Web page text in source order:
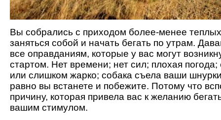
Вы собрались с приходом более-менее
заняться собой и начать бегать по утрам.
все оправданиям, которые у вас могут
стартом. Нет времени; нет сил; плохая
или слишком жарко; собака съела ваши
равно вы встанете и побежите. Потому что
причину, которая привела вас к желанию
вашим стимулом.